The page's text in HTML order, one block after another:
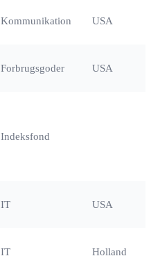
Kommunikation USA
Forbrugsgoder USA
Indeksfond
IT USA
IT Holland